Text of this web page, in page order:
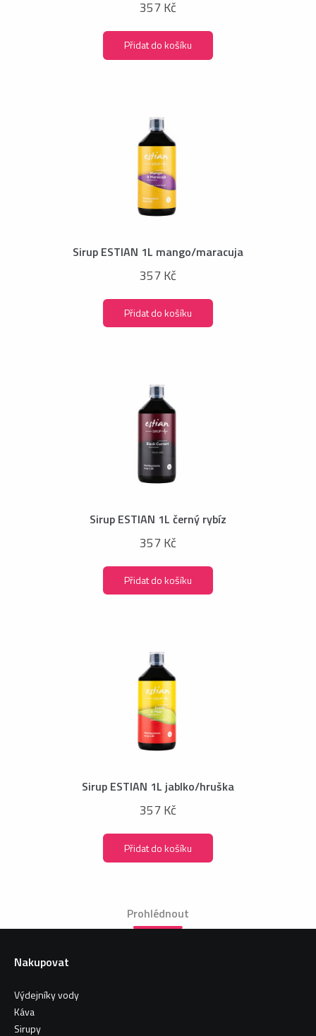
357 Kč
Přidat do košíku
Sirup ESTIAN 1L mango/maracuja
357 Kč
Přidat do košíku
Sirup ESTIAN 1L černý rybíz
357 Kč
Přidat do košíku
Sirup ESTIAN 1L jablko/hruška
357 Kč
Přidat do košíku
Prohlédnout
Nakupovat
Výdejníky vody
Káva
Sirupy